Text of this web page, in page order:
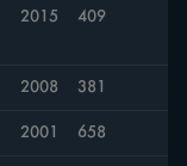
2015 409
2008 381
2001 658